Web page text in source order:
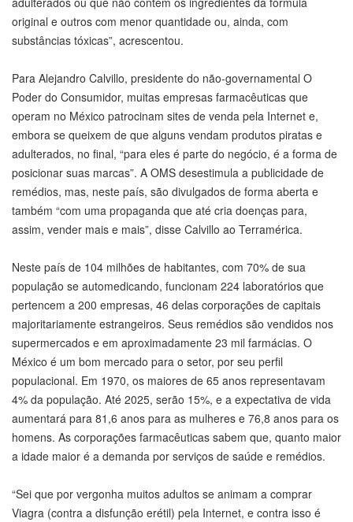
original e outros com menor quantidade ou, ainda, com
substâncias tóxicas”, acrescentou.
Para Alejandro Calvillo, presidente do não-governamental O
Poder do Consumidor, muitas empresas farmacêuticas que
operam no México patrocinam sites de venda pela Internet e,
embora se queixem de que alguns vendam produtos piratas e
adulterados, no final, “para eles é parte do negócio, é a forma de
posicionar suas marcas”. A OMS desestimula a publicidade de
remédios, mas, neste país, são divulgados de forma aberta e
também “com uma propaganda que até cria doenças para,
assim, vender mais e mais”, disse Calvillo ao Terramérica.
Neste país de 104 milhões de habitantes, com 70% de sua
população se automedicando, funcionam 224 laboratórios que
pertencem a 200 empresas, 46 delas corporações de capitais
majoritariamente estrangeiros. Seus remédios são vendidos nos
supermercados e em aproximadamente 23 mil farmácias. O
México é um bom mercado para o setor, por seu perfil
populacional. Em 1970, os maiores de 65 anos representavam
4% da população. Até 2025, serão 15%, e a expectativa de vida
aumentará para 81,6 anos para as mulheres e 76,8 anos para os
homens. As corporações farmacêuticas sabem que, quanto maior
a idade maior é a demanda por serviços de saúde e remédios.
“Sei que por vergonha muitos adultos se animam a comprar
Viagra (contra a disfunção erétil) pela Internet, e contra isso é